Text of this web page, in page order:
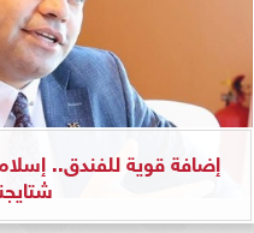
إضافة قوية للفندق..